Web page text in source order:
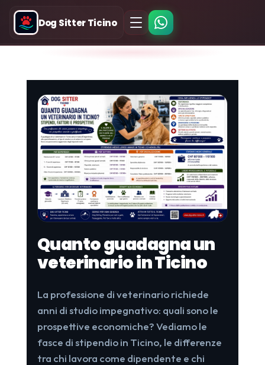
Dog Sitter Ticino
Quanto guadagna un
veterinario in Ticino
La professione di veterinario richiede
anni di studio impegnativo: quali sono le
prospettive economiche? Vediamo le
fasce di stipendio in Ticino, le differenze
tra chi lavora come dipendente e chi